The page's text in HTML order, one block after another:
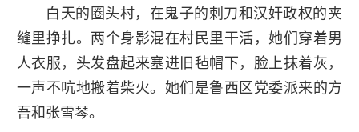
白天的圈头村，在鬼子的刺刀和汉奸政权的夹
缝里挣扎。两个身影混在村民里干活，她们穿着男
人衣服，头发盘起来塞进旧毡帽下，脸上抹着灰，
一声不吭地搬着柴火。她们是鲁西区党委派来的方
吾和张雪琴。